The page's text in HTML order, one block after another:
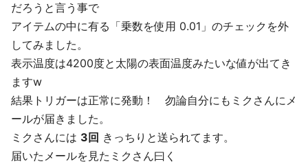
だろうと言う事で
アイテムの中に有る「乗数を使用 0.01」のチェックを外
してみました。
表示温度は4200度と太陽の表面温度みたいな値が出てき
ますw
結果トリガーは正常に発動！ 勿論自分にもミクさんにメ
ールが届きました。
ミクさんには 3回 きっちりと送られてます。
届いたメールを見たミクさん曰く